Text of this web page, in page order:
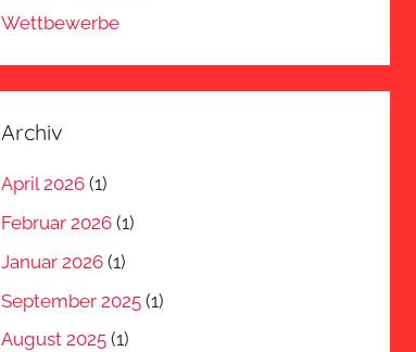
Wettbewerbe
Archiv
April 2026 (1)
Februar 2026 (1)
Januar 2026 (1)
September 2025 (1)
August 2025 (1)